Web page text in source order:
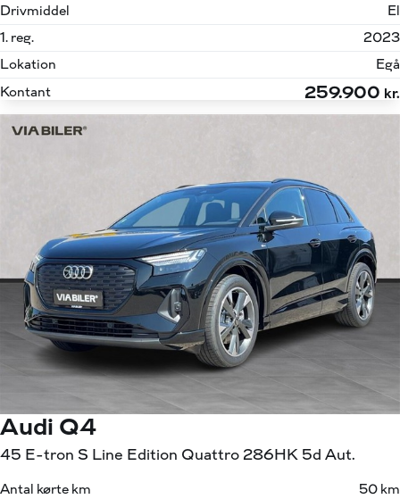
Drivmiddel
El
1. reg.
2023
Lokation
Egå
Kontant
259.900 kr.
Audi Q4
45 E-tron S Line Edition Quattro 286HK 5d Aut.
Antal kørte km
50 km